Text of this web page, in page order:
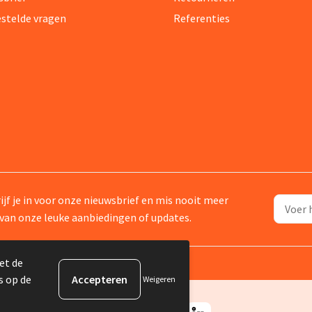
vragen
Referenties
je in voor onze nieuwsbrief en mis nooit meer
onze leuke aanbiedingen of updates.
de
op de
Weigeren